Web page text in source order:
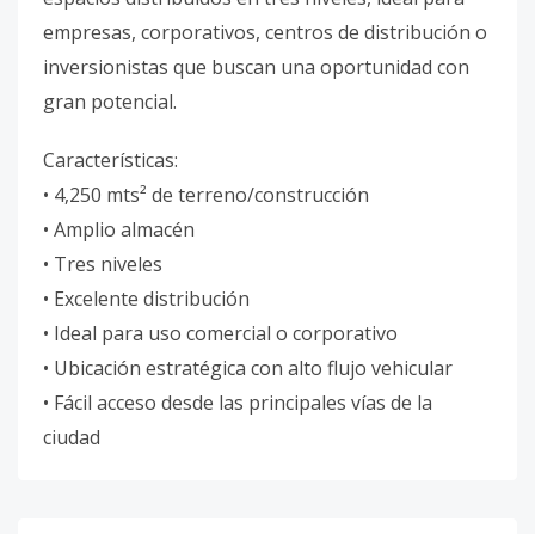
empresas, corporativos, centros de distribución o
inversionistas que buscan una oportunidad con
gran potencial.
Características:
• 4,250 mts² de terreno/construcción
• Amplio almacén
• Tres niveles
• Excelente distribución
• Ideal para uso comercial o corporativo
• Ubicación estratégica con alto flujo vehicular
• Fácil acceso desde las principales vías de la
ciudad